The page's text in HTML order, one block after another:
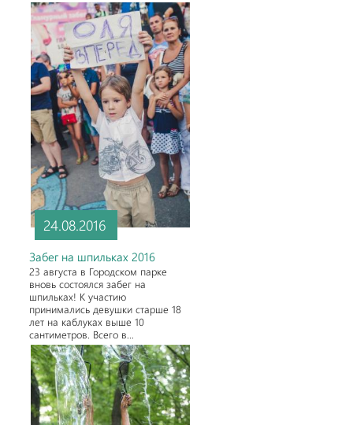
24.08.2016
Забег на шпильках 2016
23 августа в Городском парке
вновь состоялся забег на
шпильках! К участию
принимались девушки старше 18
лет на каблуках выше 10
сантиметров. Всего в...